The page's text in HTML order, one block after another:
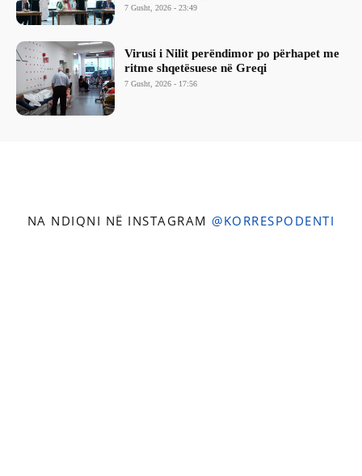
7 Gusht, 2026 - 23:49
Virusi i Nilit perëndimor po përhapet me
ritme shqetësuese në Greqi
7 Gusht, 2026 - 17:56
NA NDIQNI NË INSTAGRAM @KORRESPODENTI